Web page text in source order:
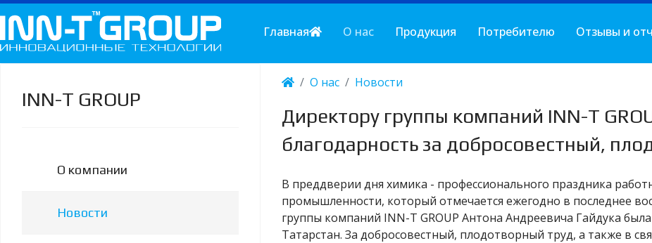
Главная О нас Продукция Потребителю Отзывы и
INN-T GROUP
О компании
Новости
О нас Новости
Директору группы компаний INN-T
благодарность за добросовестный,
В преддверии дня химика - профессионального праздника
промышленности, который отмечается ежегодно в последнее
группы компаний INN-T GROUP Антона Андреевича Гайдука
Татарстан. За добросовестный, плодотворный труд, а также в